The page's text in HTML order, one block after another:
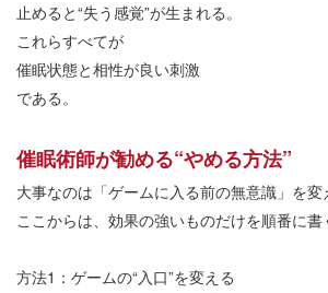
止めると“失う感覚”が生まれる。
これらすべてが
催眠状態と相性が良い刺激
である。
催眠術師が勧める“やめる方法”
大事なのは「ゲームに入る前の無意識」を変
ここからは、効果の強いものだけを順番に書
方法1 ：ゲームの“入口”を変える